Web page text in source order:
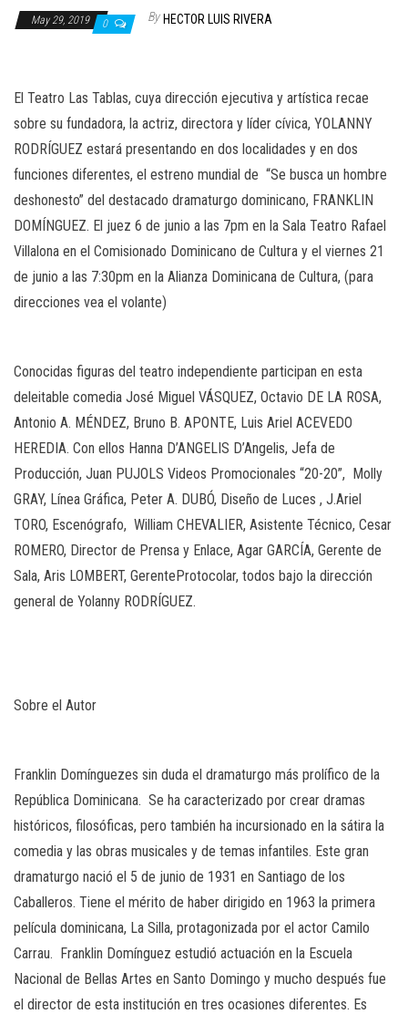
May 29, 2019 0 By HECTOR LUIS RIVERA
El Teatro Las Tablas, cuya dirección ejecutiva y artística recae
sobre su fundadora, la actriz, directora y líder cívica, YOLANNY
RODRÍGUEZ estará presentando en dos localidades y en dos
funciones diferentes, el estreno mundial de “Se busca un hombre
deshonesto” del destacado dramaturgo dominicano, FRANKLIN
DOMÍNGUEZ. El juez 6 de junio a las 7pm en la Sala Teatro Rafael
Villalona en el Comisionado Dominicano de Cultura y el viernes 21
de junio a las 7:30pm en la Alianza Dominicana de Cultura, (para
direcciones vea el volante)
Conocidas figuras del teatro independiente participan en esta
deleitable comedia José Miguel VÁSQUEZ, Octavio DE LA ROSA,
Antonio A. MÉNDEZ, Bruno B. APONTE, Luis Ariel ACEVEDO
HEREDIA. Con ellos Hanna D’ANGELIS D’Angelis, Jefa de
Producción, Juan PUJOLS Videos Promocionales “20-20”, Molly
GRAY, Línea Gráfica, Peter A. DUBÓ, Diseño de Luces , J.Ariel
TORO, Escenógrafo, William CHEVALIER, Asistente Técnico, Cesar
ROMERO, Director de Prensa y Enlace, Agar GARCÍA, Gerente de
Sala, Aris LOMBERT, GerenteProtocolar, todos bajo la dirección
general de Yolanny RODRÍGUEZ.
Sobre el Autor
Franklin Domínguezes sin duda el dramaturgo más prolífico de la
República Dominicana. Se ha caracterizado por crear dramas
históricos, filosóficas, pero también ha incursionado en la sátira la
comedia y las obras musicales y de temas infantiles. Este gran
dramaturgo nació el 5 de junio de 1931 en Santiago de los
Caballeros. Tiene el mérito de haber dirigido en 1963 la primera
película dominicana, La Silla, protagonizada por el actor Camilo
Carrau. Franklin Domínguez estudió actuación en la Escuela
Nacional de Bellas Artes en Santo Domingo y mucho después fue
el director de esta institución en tres ocasiones diferentes. Es